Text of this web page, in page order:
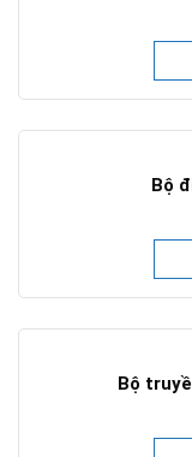
Bộ
Bộ